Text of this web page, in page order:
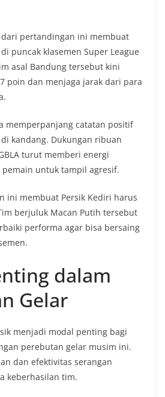
pertandingan ini membuat
puncak klasemen Super League
asal Bandung tersebut kini
poin dan menjaga jarak dari para
memperpanjang catatan positif
kandang. Dukungan ribuan
turut memberi energi
untuk tampil agresif.
ini membuat Persik Kediri harus
berjuluk Macan Putih tersebut
performa agar bisa bersaing
dalam
Gelar
menjadi modal penting bagi
perebutan gelar musim ini.
dan efektivitas serangan
keberhasilan tim.